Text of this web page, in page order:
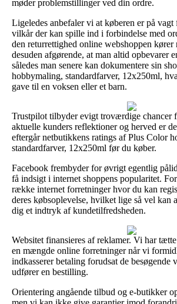
møder problemstillinger ved din ordre.
Ligeledes anbefaler vi at køberen er på vagt
vilkår der kan spille ind i forbindelse med
den returrettighed online webshoppen kører
desuden afgørende, at man altid opbevarer
således man senere kan dokumentere sin
hobbymaling, standardfarver, 12x250ml,
gave til en voksen eller et barn.
Trustpilot tilbyder evigt troværdige chancer
aktuelle kunders reflektioner og herved er
eftergår netbutikkens ratings af Plus Color
standardfarver, 12x250ml før du køber.
Facebook frembyder for øvrigt egentlig
få indsigt i internet shoppens popularitet.
række internet forretninger hvor du kan
deres købsoplevelse, hvilket lige så vel kan
dig et indtryk af kundetilfredsheden.
Websitet finansieres af reklamer. Vi har
en mængde online forretninger når vi
indkasserer betaling forudsat de besøgende
udfører en bestilling.
Orientering angående tilbud og e-butikker